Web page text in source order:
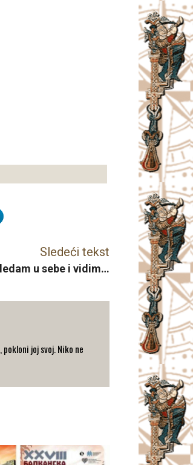
Sledeći tekst
u sebe i vidim…
joj svoj. Niko ne